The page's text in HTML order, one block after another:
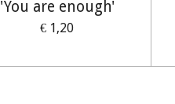
'You are enough'
€ 1,20